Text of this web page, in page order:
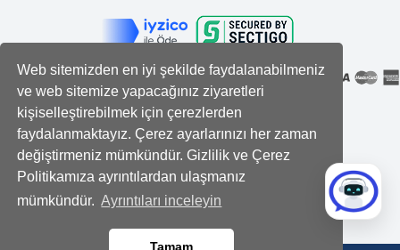
Web sitemizden en iyi şekilde faydalanabilmeniz
ve web sitemize yapacağınız ziyaretleri
kişiselleştirebilmek için çerezlerden
faydalanmaktayız. Çerez ayarlarınızı her zaman
değiştirmeniz mümkündür. Gizlilik ve Çerez
Politikamıza ayrıntılardan ulaşmanız
mümkündür. Ayrıntıları inceleyin
Tamam